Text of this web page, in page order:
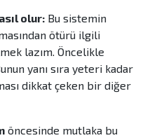
olur: Bu sistemin
ötürü ilgili
lazım. Öncelikle
yanı sıra yeteri kadar
dikkat çeken bir diğer
öncesinde mutlaka bu